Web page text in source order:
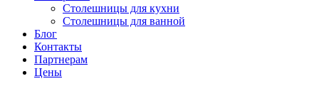
Столешницы для кухни
Столешницы для ванной
Блог
Контакты
Партнерам
Цены